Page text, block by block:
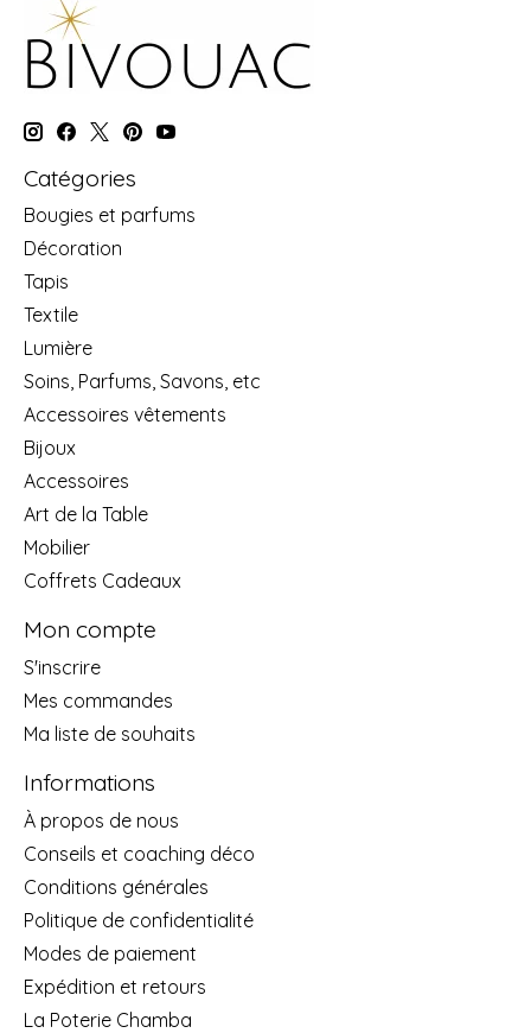
Catégories
Bougies et parfums
Décoration
Tapis
Textile
Lumière
Soins, Parfums, Savons, etc
Accessoires vêtements
Bijoux
Accessoires
Art de la Table
Mobilier
Coffrets Cadeaux
Mon compte
S'inscrire
Mes commandes
Ma liste de souhaits
Informations
À propos de nous
Conseils et coaching déco
Conditions générales
Politique de confidentialité
Modes de paiement
Expédition et retours
La Poterie Chamba